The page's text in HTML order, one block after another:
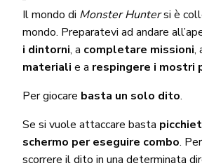
Il mondo di Monster Huntersi è
mondo. Preparatevi ad andare
i dintorni, a completare missioni,
materiali e a respingere i mostri
Per giocare basta un solo dito.
Se si vuole attaccare basta
schermo per eseguire combo.
scorrere il dito in una determinata